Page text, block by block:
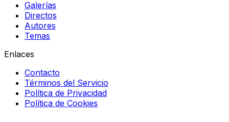
Galerías
Directos
Autores
Temas
Enlaces
Contacto
Términos del Servicio
Política de Privacidad
Política de Cookies